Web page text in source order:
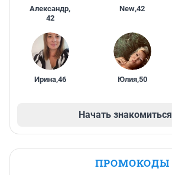
Александр,
42
New,42
Ирина,46 Юлия,50
Начать знакомиться
ПРОМОКОДЫ